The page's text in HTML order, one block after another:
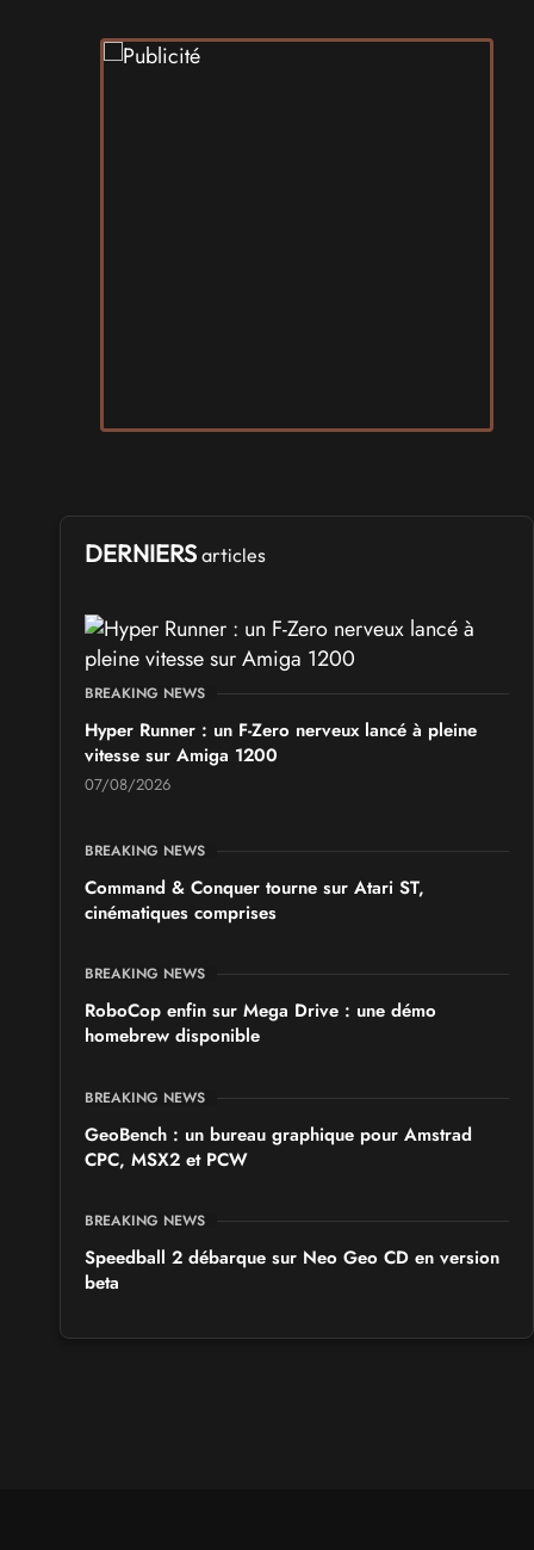
SALONS & CONVENTIONS GEEKS
Art To Play 2026
Arcadia GeekFest 2026
SALONS & CONVENTIONS GEEKS
Ponta Geek 2026
SALONS & CONVENTIONS GEEKS
GeekNIID 2026
les 19 et 20 septembre 2026 - à Grigny
SALONS & CONVENTIONS GEEKS
Japan Manga Wave Colmar 2026
DERNIERS articles
BREAKING NEWS
Hyper Runner : un F-Zero nerveux lancé à pleine
vitesse sur Amiga 1200
07/08/2026
BREAKING NEWS
Command & Conquer tourne sur Atari ST,
cinématiques comprises
BREAKING NEWS
RoboCop enfin sur Mega Drive : une démo
homebrew disponible
BREAKING NEWS
GeoBench : un bureau graphique pour Amstrad
CPC, MSX2 et PCW
BREAKING NEWS
Speedball 2 débarque sur Neo Geo CD en version
beta